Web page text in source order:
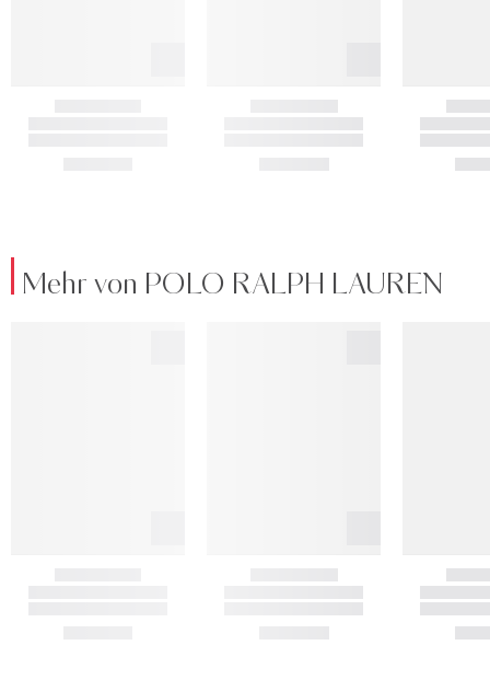
Mehr von POLO RALPH LAUREN